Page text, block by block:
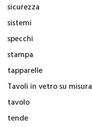
sicurezza
sistemi
specchi
stampa
tapparelle
Tavoli in vetro su misura
tavolo
tende